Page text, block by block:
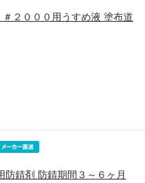
２０００用うすめ液 塗布道
防錆剤 防錆期間３～６ヶ月